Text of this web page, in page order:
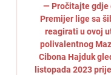
— Pročitajte gdje
Premijer lige sa
reagirati u ovoj
polivalentnog
Cibona Hajduk
listopada 2023